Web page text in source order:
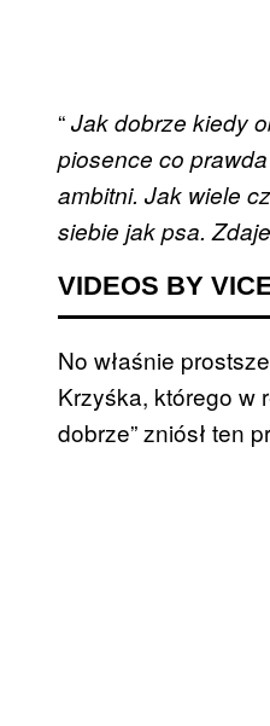
“Jak dobrze kiedy
piosence co
ambitni. Jak wiele
siebie jak psa.
VIDEOS BY
No właśnie
Krzyśka, którego w
dobrze” zniósł ten